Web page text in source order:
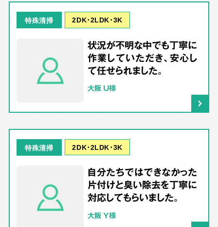
特殊清掃 2DK･2LDK･3K
状況が不明な中でも丁寧に
作業していただき、安心し
て任せられました。
大阪 U様
特殊清掃 2DK･2LDK･3K
自分たちではできなかった
片付けと臭い除去を丁寧に
対応してもらいました。
大阪 Y様